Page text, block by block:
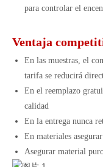
para controlar el
Ventaja
En las muestras, el
tarifa se reducirá
En el reemplazo
calidad
En la entrega nunca
En materiales
Asegurar material